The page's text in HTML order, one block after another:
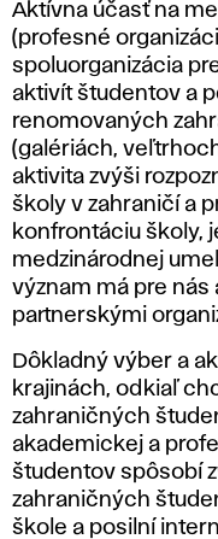
Aktívna účasť na
(profesné
spoluorganizácia
aktivít študentov a
renomovaných
(galériách,
aktivita zvýši
školy v zahraničí a
konfrontáciu školy,
medzinárodnej
význam má pre nás
partnerskými
Dôkladný výber a
krajinách, odkiaľ
zahraničných
akademickej a
študentov spôsobí
zahraničných
škole a posilní